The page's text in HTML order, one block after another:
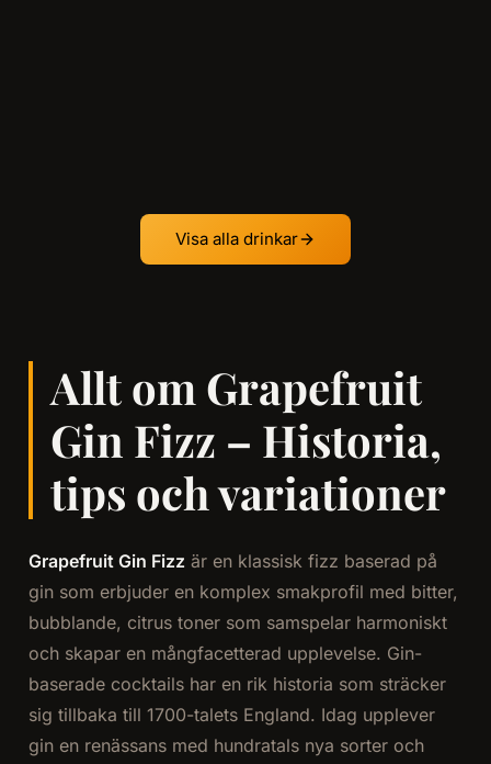
Visa alla drinkar
Allt om Grapefruit
Gin Fizz – Historia,
tips och variationer
Grapefruit Gin Fizzär en klassisk fizz baserad på
gin som erbjuder en komplex smakprofil med bitter,
bubblande, citrus toner som samspelar harmoniskt
och skapar en mångfacetterad upplevelse. Gin-
baserade cocktails har en rik historia som sträcker
sig tillbaka till 1700-talets England. Idag upplever
gin en renässans med hundratals nya sorter och